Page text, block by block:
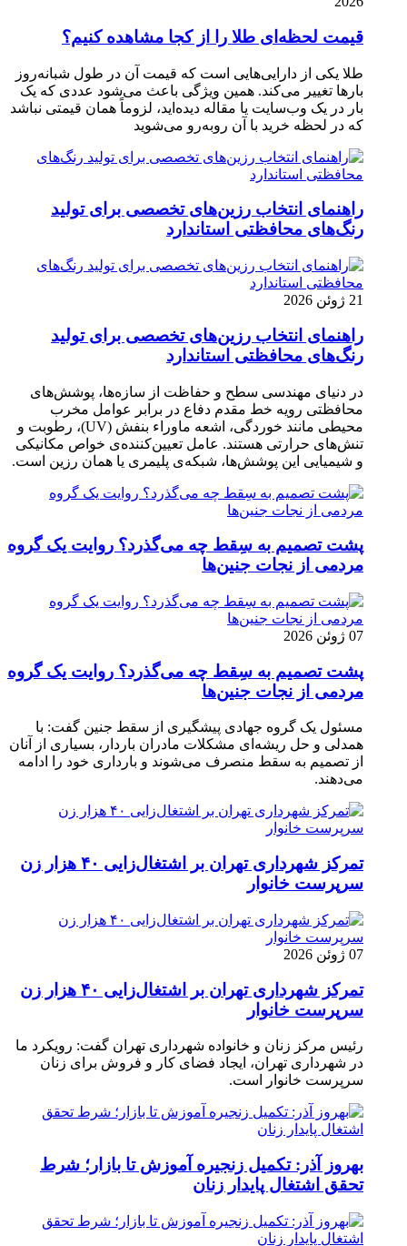
قیمت لحظه‌ای طلا را از کجا مشاهده کنیم؟
طلا یکی از دارایی‌هایی است که قیمت آن در طول شبانه‌روز
بارها تغییر می‌کند. همین ویژگی باعث می‌شود عددی که یک
بار در یک وب‌سایت یا مقاله دیده‌اید، لزوماً همان قیمتی نباشد
که در لحظه خرید با آن روبه‌رو می‌شوید
راهنمای انتخاب رزین‌های تخصصی برای تولید
رنگ‌های محافظتی استاندارد
21 ژوئن 2026
راهنمای انتخاب رزین‌های تخصصی برای تولید
رنگ‌های محافظتی استاندارد
در دنیای مهندسی سطح و حفاظت از سازه‌ها، پوشش‌های
محافظتی رویه خط مقدم دفاع در برابر عوامل مخرب
محیطی مانند خوردگی، اشعه ماوراء بنفش (UV)، رطوبت و
تنش‌های حرارتی هستند. عامل تعیین‌کننده‌ی خواص مکانیکی
و شیمیایی این پوشش‌ها، شبکه‌ی پلیمری یا همان رزین است.
پشت تصمیم به سِقط چه می‌گذرد؟ روایت یک گروه
مردمی از نجات جنین‌ها
07 ژوئن 2026
پشت تصمیم به سِقط چه می‌گذرد؟ روایت یک گروه
مردمی از نجات جنین‌ها
مسئول یک گروه جهادی پیشگیری از سقط جنین گفت: با
همدلی و حل ریشه‌ای مشکلات مادران باردار، بسیاری از آنان
از تصمیم به سقط منصرف می‌شوند و بارداری خود را ادامه
می‌دهند.
تمرکز شهرداری تهران بر اشتغال‌زایی ۴۰ هزار زن
سرپرست خانوار
07 ژوئن 2026
تمرکز شهرداری تهران بر اشتغال‌زایی ۴۰ هزار زن
سرپرست خانوار
رئیس مرکز زنان و خانواده شهرداری تهران گفت: رویکرد ما
در شهرداری تهران، ایجاد فضای کار و فروش برای زنان
سرپرست خانوار است.
بهروز آذر: تکمیل زنجیره آموزش تا بازار؛ شرط
تحقق اشتغال پایدار زنان